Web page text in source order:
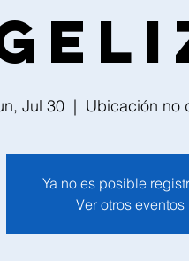
Jul 30
  |
Ubicación no
Ya no es posible
Ver otros eventos